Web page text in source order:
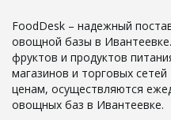
FoodDesk – надежный
овощной базы в
фруктов и продуктов
магазинов и торговых
ценам, осуществляются
овощных баз в Ивантеевке.